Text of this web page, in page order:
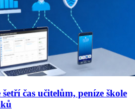
čas učitelům, peníze škole